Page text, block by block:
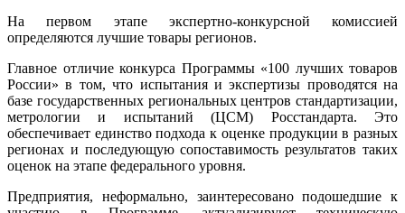
На первом этапе экспертно-конкурсной комиссией
определяются лучшие товары регионов.
Главное отличие конкурса Программы «100 лучших товаров
России» в том, что испытания и экспертизы проводятся на
базе государственных региональных центров стандартизации,
метрологии и испытаний (ЦCM) Росстандарта. Это
обеспечивает единство подхода к оценке продукции в разных
регионах и последующую сопоставимость результатов таких
оценок на этапе федерального уровня.
Предприятия, неформально, заинтересовано подошедшие к